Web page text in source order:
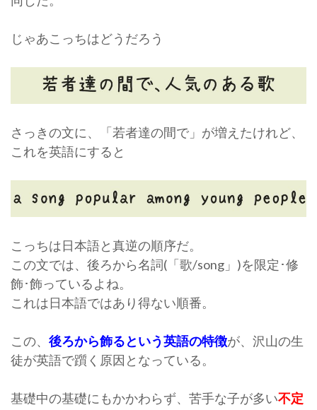
じゃあこっちはどうだろう
さっきの文に、「若者達の間で」が増えたけれど、
これを英語にすると
こっちは日本語と真逆の順序だ。
この文では、後ろから名詞(「歌/song」)を限定･修
飾･飾っているよね。
これは日本語ではあり得ない順番。
この、 後ろから飾るという英語の特徴が、沢山の生
徒が英語で躓く原因となっている。
基礎中の基礎にもかかわらず、苦手な子が多い不定